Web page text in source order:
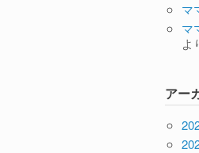
マ
マ
よ
アー